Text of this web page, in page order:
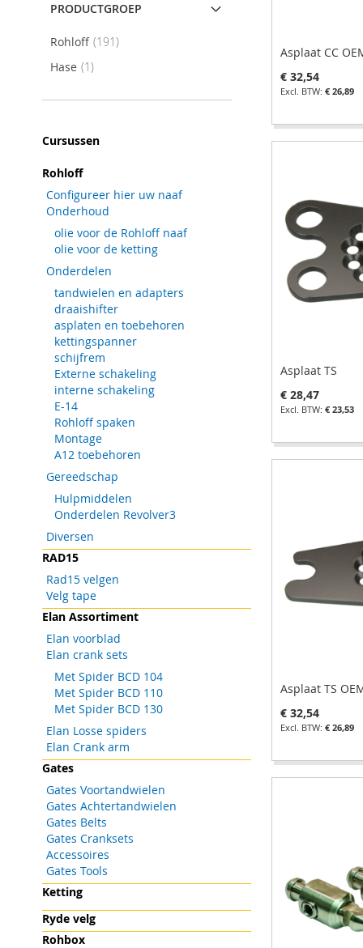
Asplaat CC
€ 32,54
€ 26,89
VOEG
TOE
AAN
VERLANGLIJST
TOEVOEGEN
OM
TE
VOEG
TOE
AAN
VERLANGLIJST
TOEVOEGEN
OM
TE
VOEG
TOE
AAN
VERLANGLIJST
TOEVOEGEN
OM
TE
VOEG
TOE
AAN
VERLANGLIJST
TOEVOEGEN
OM
TE
Asplaat TS
€ 28,47
€ 23,53
In Winkelwagen
TOE
AAN
VERLANGLIJST
TOEVOEGEN
OM
TE
VERGELIJKEN
In Winkelwagen
TOE
AAN
VERLANGLIJST
TOEVOEGEN
OM
TE
VERGELIJKEN
In Winkelwagen
TOE
AAN
VERLANGLIJST
TOEVOEGEN
OM
TE
VERGELIJKEN
In Winkelwagen
TOE
AAN
VERLANGLIJST
TOEVOEGEN
OM
TE
VERGELIJKEN
Asplaat TS
€ 32,54
€ 26,89
In Winkelwagen
VOEG
TOE
AAN
VERLANGLIJST
TOEVOEGEN
OM
TE
VERGELIJKEN
In Winkelwagen
VOEG
TOE
AAN
VERLANGLIJST
TOEVOEGEN
OM
TE
VERGELIJKEN
In Winkelwagen
VOEG
TOE
AAN
VERLANGLIJST
TOEVOEGEN
OM
TE
VERGELIJKEN
In Winkelwagen
VOEG
TOE
AAN
VERLANGLIJST
TOEVOEGEN
OM
TE
VERGELIJKEN
PRODUCTGROEP
Rohloff 191product
Hase 1product
Cursussen
Rohloff
Configureer hier uw naaf
Onderhoud
olie voor de Rohloff naaf
olie voor de ketting
Onderdelen
tandwielen en adapters
draaishifter
asplaten en toebehoren
kettingspanner
schijfrem
Externe schakeling
interne schakeling
E-14
Rohloff spaken
Montage
A12 toebehoren
Gereedschap
Hulpmiddelen
Onderdelen Revolver3
Diversen
RAD15
Rad15 velgen
Velg tape
Elan Assortiment
Elan voorblad
Elan crank sets
Met Spider BCD 104
Met Spider BCD 110
Met Spider BCD 130
Elan Losse spiders
Elan Crank arm
Gates
Gates Voortandwielen
Gates Achtertandwielen
Gates Belts
Gates Cranksets
Accessoires
Gates Tools
Ketting
Ryde velg
Rohbox